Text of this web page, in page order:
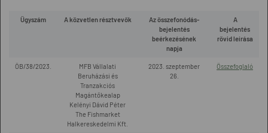
Ügyszám A közvetlen résztvevők
Az összefonódás-
bejelentés
beérkezésének
napja
A
bejelentés
rövid leírása
ÖB/38/2023.
MFB Vállalati
Beruházási és
Tranzakciós
Magántőkealap
Kelényi Dávid Péter
The Fishmarket
Halkereskedelmi Kft.
2023. szeptember
26.
Összefoglaló